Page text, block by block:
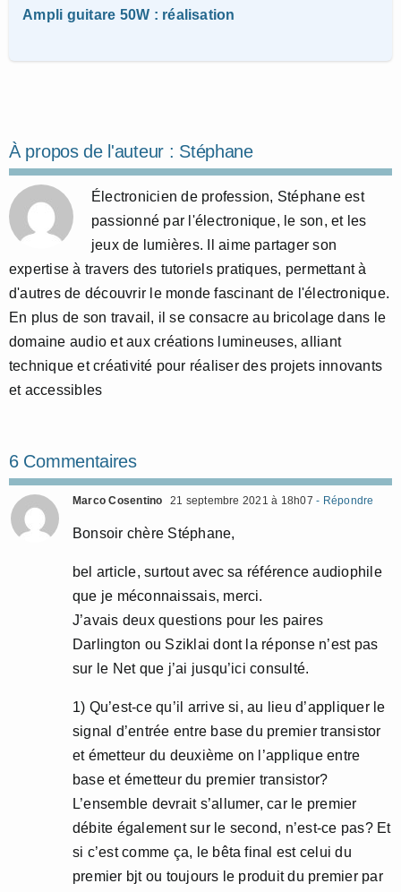
Ampli guitare 50W : réalisation
À propos de l'auteur : Stéphane
Électronicien de profession, Stéphane est
passionné par l'électronique, le son, et les
jeux de lumières. Il aime partager son
expertise à travers des tutoriels pratiques, permettant à
d'autres de découvrir le monde fascinant de l'électronique.
En plus de son travail, il se consacre au bricolage dans le
domaine audio et aux créations lumineuses, alliant
technique et créativité pour réaliser des projets innovants
et accessibles
6 Commentaires
Marco Cosentino 21 septembre 2021 à 18h07 - Répondre
Bonsoir chère Stéphane,
bel article, surtout avec sa référence audiophile
que je méconnaissais, merci.
J’avais deux questions pour les paires
Darlington ou Sziklai dont la réponse n’est pas
sur le Net que j’ai jusqu’ici consulté.
1) Qu’est-ce qu’il arrive si, au lieu d’appliquer le
signal d’entrée entre base du premier transistor
et émetteur du deuxième on l’applique entre
base et émetteur du premier transistor?
L’ensemble devrait s’allumer, car le premier
débite également sur le second, n’est-ce pas? Et
si c’est comme ça, le bêta final est celui du
premier bjt ou toujours le produit du premier par